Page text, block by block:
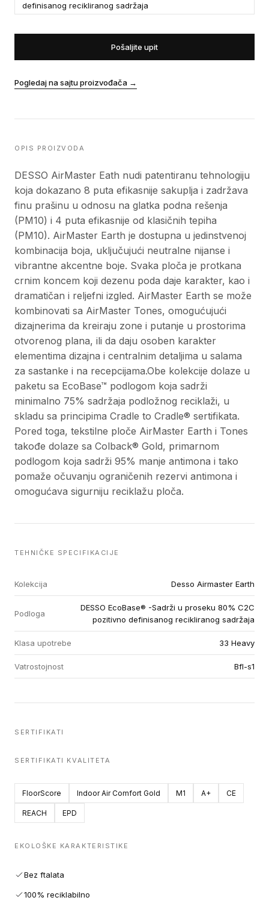
definisanog recikliranog sadržaja
Pošaljite upit
Pogledaj na sajtu proizvođača →
OPIS PROIZVODA
DESSO AirMaster Eath nudi patentiranu tehnologiju
koja dokazano 8 puta efikasnije sakuplja i zadržava
finu prašinu u odnosu na glatka podna rešenja
(PM10) i 4 puta efikasnije od klasičnih tepiha
(PM10). AirMaster Earth je dostupna u jedinstvenoj
kombinacija boja, uključujući neutralne nijanse i
vibrantne akcentne boje. Svaka ploča je protkana
crnim koncem koji dezenu poda daje karakter, kao i
dramatičan i reljefni izgled. AirMaster Earth se može
kombinovati sa AirMaster Tones, omogućujući
dizajnerima da kreiraju zone i putanje u prostorima
otvorenog plana, ili da daju osoben karakter
elementima dizajna i centralnim detaljima u salama
za sastanke i na recepcijama.Obe kolekcije dolaze u
paketu sa EcoBase™ podlogom koja sadrži
minimalno 75% sadržaja podložnog reciklaži, u
skladu sa principima Cradle to Cradle® sertifikata.
Pored toga, tekstilne ploče AirMaster Earth i Tones
takođe dolaze sa Colback® Gold, primarnom
podlogom koja sadrži 95% manje antimona i tako
pomaže očuvanju ograničenih rezervi antimona i
omogućava sigurniju reciklažu ploča.
TEHNIČKE SPECIFIKACIJE
Kolekcija Desso Airmaster Earth
Podloga
DESSO EcoBase® -Sadrži u proseku 80% C2C
pozitivno definisanog recikliranog sadržaja
Klasa upotrebe 33 Heavy
Vatrostojnost Bfl-s1
SERTIFIKATI
SERTIFIKATI KVALITETA
FloorScore Indoor Air Comfort Gold M1 A+ CE
REACH EPD
EKOLOŠKE KARAKTERISTIKE
Bez ftalata
100% reciklabilno